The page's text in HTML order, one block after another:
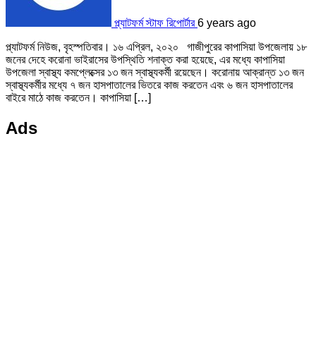
প্ল্যাটফর্ম স্টাফ রিপোর্টার 6 years ago
প্ল্যাটফর্ম নিউজ, বৃহস্পতিবার। ১৬ এপ্রিল, ২০২০ গাজীপুরের কাপাসিয়া উপজেলায় ১৮
জনের দেহে করোনা ভাইরাসের উপস্থিতি শনাক্ত করা হয়েছে, এর মধ্যে কাপাসিয়া
উপজেলা স্বাস্থ্য কমপ্লেক্সের ১৩ জন স্বাস্থ্যকর্মী রয়েছেন। করোনায় আক্রান্ত ১৩ জন
স্বাস্থ্যকর্মীর মধ্যে ৭ জন হাসপাতালের ভিতরে কাজ করতেন এবং ৬ জন হাসপাতালের
বাইরে মাঠে কাজ করতেন। কাপাসিয়া […]
Ads